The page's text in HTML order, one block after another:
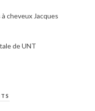
cheveux Jacques
de UNT